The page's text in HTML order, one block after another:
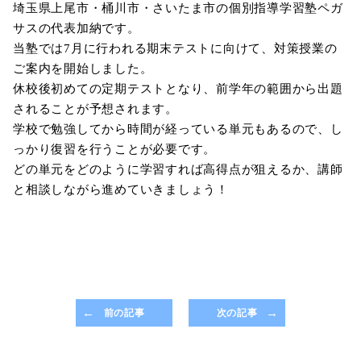
埼玉県上尾市・桶川市・さいたま市の個別指導学習塾ペガ
サスの代表加納です。
当塾では7月に行われる期末テストに向けて、対策授業の
ご案内を開始しました。
休校後初めての定期テストとなり、前学年の範囲から出題
されることが予想されます。
学校で勉強してから時間が経っている単元もあるので、し
っかり復習を行うことが必要です。
どの単元をどのように学習すれば高得点が狙えるか、講師
と相談しながら進めていきましょう！
前の記事 次の記事